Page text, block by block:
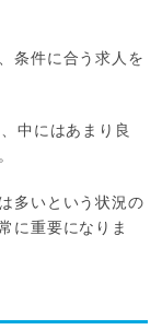
条件に合う求人を
中にはあまり良
多いという状況の
に重要になりま